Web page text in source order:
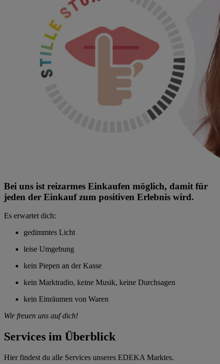
Bei uns ist reizarmes Einkaufen möglich, damit für
jeden der Einkauf zum positiven Erlebnis wird.
Es erwartet dich:
gedimmtes Licht
leise Umgebung
kein Piepen an der Kasse
kein Marktradio, keine Musik, keine Durchsagen
kein Einräumen von Waren
Wir freuen uns auf dich!
Services im Überblick
Hier findest du alle Services unseres EDEKA Marktes.